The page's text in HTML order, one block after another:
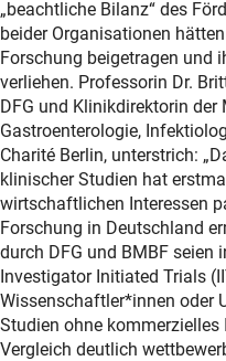
„beachtliche Bilanz“ des
beider Organisationen
Forschung beigetragen und
verliehen. Professorin Dr.
DFG und Klinikdirektorin
Gastroenterologie,
Charité Berlin, unterstrich:
klinischer Studien hat
wirtschaftlichen Interessen
Forschung in Deutschland
durch DFG und BMBF seien
Investigator Initiated Trials
Wissenschaftler*innen oder
Studien ohne
Vergleich deutlich